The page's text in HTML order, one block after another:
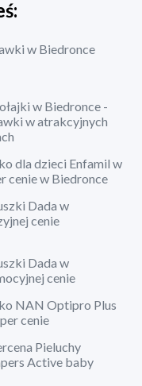
w Biedronce
w Biedronce -
w atrakcyjnych
dla dzieci Enfamil w
cenie w Biedronce
Dada w
cenie
Dada w
cenie
NAN Optipro Plus
cenie
Pieluchy
Active baby